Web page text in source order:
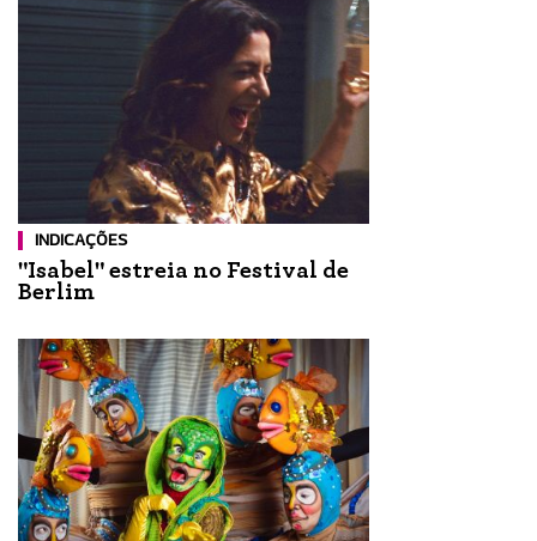
INDICAÇÕES
"Isabel" estreia no Festival de
Berlim